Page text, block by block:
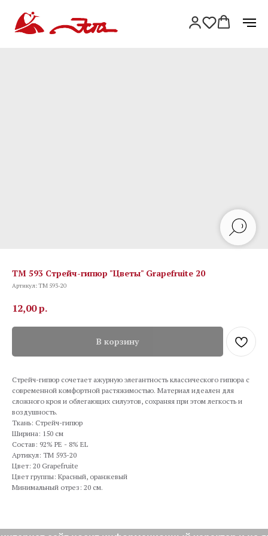
TM 593 Стрейч-гипюр "Цветы" Grapefruite 20
Артикул:TM 593-20
12,00р.
В корзину
Стрейч-гипюр сочетает ажурную элегантность классического гипюра с
современной комфортной растяжимостью. Материал идеален для
сложного кроя и облегающих силуэтов, сохраняя при этом легкость и
воздушность.
Ткань: Стрейч-гипюр
Ширина: 150 см
Состав: 92% PE - 8% EL
Артикул: TM 593-20
Цвет: 20 Grapefruite
Цвет группы: Красный, оранжевый
Минимальный отрез: 20 см.